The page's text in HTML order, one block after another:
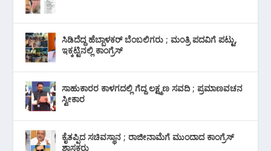
ಸಿಡಿದೆದ್ದ ಹೆಬ್ಬಾಳಕರ್ ಬೆಂಬಲಿಗರು ; ಮಂತ್ರಿ ಪದವಿಗೆ ‌ಪಟ್ಟು,
ಇಕ್ಕಟ್ಟಿನಲ್ಲಿ ಕಾಂಗ್ರೆಸ್
ಸಾಹುಕಾರರ ಕಾಳಗದಲ್ಲಿ ಗೆದ್ದ ಲಕ್ಷ್ಮಣ ಸವದಿ ; ಪ್ರಮಾಣವಚನ
ಸ್ವೀಕಾರ
ಕೈತಪ್ಪಿದ ಸಚಿವಸ್ಥಾನ ; ರಾಜೀನಾಮೆಗೆ ಮುಂದಾದ ಕಾಂಗ್ರೆಸ್
‌ಶಾಸಕರು